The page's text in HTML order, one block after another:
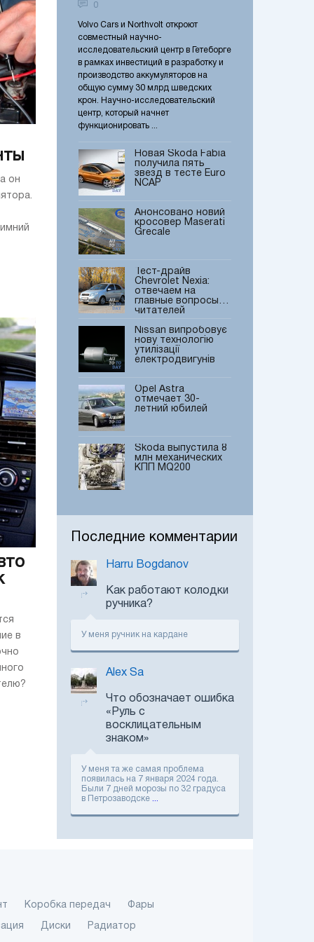
он
в
обвес,
– все эти
тянут на
Но в Honda
только
Sport.
На
новые ...
0
Volvo Cars и Northvolt откроют
совместный научно-
исследовательский центр в Гетеборге
в рамках инвестиций в разработку и
производство аккумуляторов на
общую сумму 30 млрд шведских
крон. Научно-исследовательский
центр, который начнет
функционировать ...
Тест-драйв Honda
HR-V Sport:
Отвечаем на
главные вопросы
читателей
Volvo и Northvolt
открывают научно-
исследовательский
центр в Гетеборге
Новая Skoda Fabia
получила пять
звезд в тесте Euro
NCAP
Анонсовано новий
кросовер Maserati
Grecale
Тест-драйв
Chevrolet Nexia:
отвечаем на
главные вопросы
читателей
Nissan випробовує
нову технологію
утилізації
електродвигунів
Opel Astra
отмечает 30-
летний юбилей
Skoda выпустила 8
млн механических
КПП MQ200
автомобілі
зіткнення з
Новый Mercedes-
добрался до
Европы
HR-V Sport:
главные вопросы
открывают научно-
исследовательский
центр в Гетеборге
Новая Skoda Fabia
NCAP
Анонсовано новий
нову технологію
Последние комментарии
Harru Bogdanov
Как работают колодки
ручника?
У меня ручник на кардане
Alex Sa
Что обозначает ошибка
«Руль с
восклицательным
знаком»
У меня та же самая проблема
появилась на 7 января 2024 года.
Были 7 дней морозы по 32 градуса
в Петрозаводске
Коробка передач Фары
Диски Радиатор